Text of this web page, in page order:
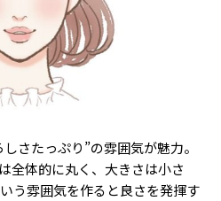
さたっぷり”の雰囲気が魅力。
全体的に丸く、大きさは小さ
う雰囲気を作ると良さを発揮す